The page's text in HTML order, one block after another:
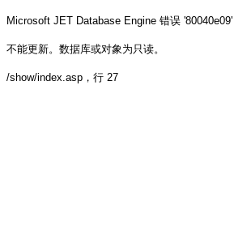
Microsoft JET Database Engine 错误 '80040e09'
不能更新。数据库或对象为只读。
/show/index.asp ，行 27